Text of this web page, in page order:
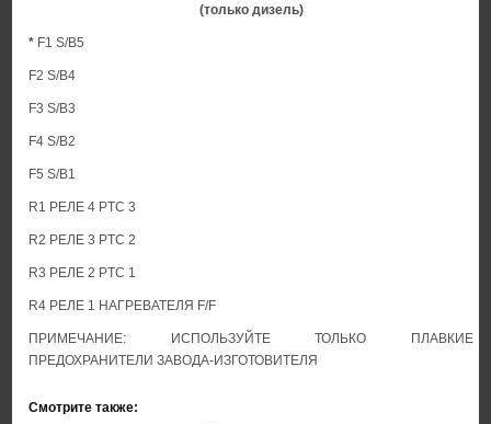
(только дизель)
* F1 S/B5
F2 S/B4
F3 S/B3
F4 S/B2
F5 S/B1
R1 РЕЛЕ 4 PTC 3
R2 РЕЛЕ 3 PTC 2
R3 РЕЛЕ 2 PTC 1
R4 РЕЛЕ 1 НАГРЕВАТЕЛЯ F/F
ПРИМЕЧАНИЕ: ИСПОЛЬЗУЙТЕ ТОЛЬКО ПЛАВКИЕ
ПРЕДОХРАНИТЕЛИ ЗАВОДА-ИЗГОТОВИТЕЛЯ
Смотрите также: